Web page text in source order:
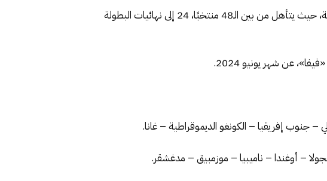
ويشارك في مرحلة التصفيات 48 منتخبا، يتم تقسيمهم على 12 مجموعة بواقع 4 منتخبات في كل مجموعة، حيث يتأهل من بين الـ48 منتخبًا، 24 إلى نهائيات البطولة
جنوب إفريقيا – الكونغو الديموقراطية – غانا.
– أوغندا – ناميبيا – موزمبيق – مدغشقر.